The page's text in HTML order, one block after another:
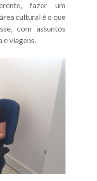
fazer um
cultural é o que
com assuntos
e viagens.